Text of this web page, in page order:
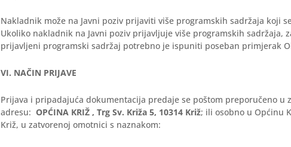
Nakladnik može na Javni poziv prijaviti više programskih sadržaja koji
Ukoliko nakladnik na Javni poziv prijavljuje više programskih sadržaja,
prijavljeni programski sadržaj potrebno je ispuniti poseban primjerak
VI. NAČIN PRIJAVE
Prijava i pripadajuća dokumentacija predaje se poštom preporučeno u
adresu:OPĆINA KRIŽ , Trg Sv. Križa 5, 10314 Križ; ili osobno u Općinu
Križ, u zatvorenoj omotnici s naznakom: